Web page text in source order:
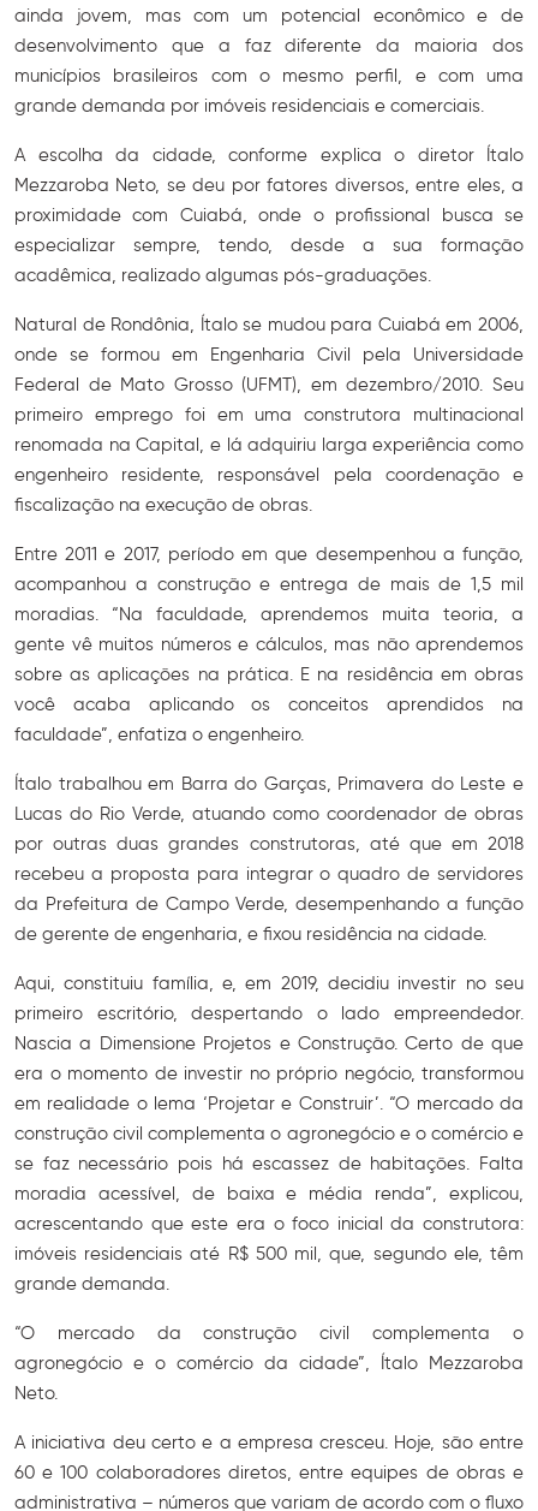
ainda jovem, mas com um potencial econômico e de
desenvolvimento que a faz diferente da maioria dos
municípios brasileiros com o mesmo perfil, e com uma
grande demanda por imóveis residenciais e comerciais.
A escolha da cidade, conforme explica o diretor Ítalo
Mezzaroba Neto, se deu por fatores diversos, entre eles, a
proximidade com Cuiabá, onde o profissional busca se
especializar sempre, tendo, desde a sua formação
acadêmica, realizado algumas pós-graduações.
Natural de Rondônia, Ítalo se mudou para Cuiabá em 2006,
onde se formou em Engenharia Civil pela Universidade
Federal de Mato Grosso (UFMT), em dezembro/2010. Seu
primeiro emprego foi em uma construtora multinacional
renomada na Capital, e lá adquiriu larga experiência como
engenheiro residente, responsável pela coordenação e
fiscalização na execução de obras.
Entre 2011 e 2017, período em que desempenhou a função,
acompanhou a construção e entrega de mais de 1,5 mil
moradias. “Na faculdade, aprendemos muita teoria, a
gente vê muitos números e cálculos, mas não aprendemos
sobre as aplicações na prática. E na residência em obras
você acaba aplicando os conceitos aprendidos na
faculdade”, enfatiza o engenheiro.
Ítalo trabalhou em Barra do Garças, Primavera do Leste e
Lucas do Rio Verde, atuando como coordenador de obras
por outras duas grandes construtoras, até que em 2018
recebeu a proposta para integrar o quadro de servidores
da Prefeitura de Campo Verde, desempenhando a função
de gerente de engenharia, e fixou residência na cidade.
Aqui, constituiu família, e, em 2019, decidiu investir no seu
primeiro escritório, despertando o lado empreendedor.
Nascia a Dimensione Projetos e Construção. Certo de que
era o momento de investir no próprio negócio, transformou
em realidade o lema ‘Projetar e Construir’. “O mercado da
construção civil complementa o agronegócio e o comércio e
se faz necessário pois há escassez de habitações. Falta
moradia acessível, de baixa e média renda”, explicou,
acrescentando que este era o foco inicial da construtora:
imóveis residenciais até R$ 500 mil, que, segundo ele, têm
grande demanda.
“O mercado da construção civil complementa o
agronegócio e o comércio da cidade”, Ítalo Mezzaroba
Neto.
A iniciativa deu certo e a empresa cresceu. Hoje, são entre
60 e 100 colaboradores diretos, entre equipes de obras e
administrativa – números que variam de acordo com o fluxo